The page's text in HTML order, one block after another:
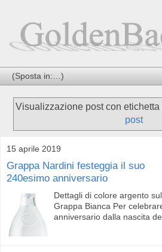
Visualizzazione post con etichetta
post
15 aprile 2019
Grappa Nardini festeggia il suo
240esimo anniversario
Dettagli di colore argento
Grappa Bianca Per
anniversario dalla nascita